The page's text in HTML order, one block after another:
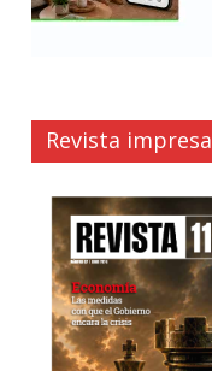
Revista impresa